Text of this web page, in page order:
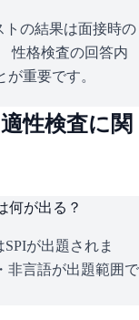
トの結果は面接時の
性格検査の回答内
重要です。
性検査に関
何が出る？
が出題されま
非言語が出題範囲で